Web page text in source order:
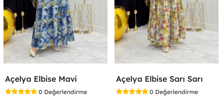
Açelya Elbise Mavi
0 Değerlendirme
Açelya Elbise Sarı Sarı
0 Değerlendirme